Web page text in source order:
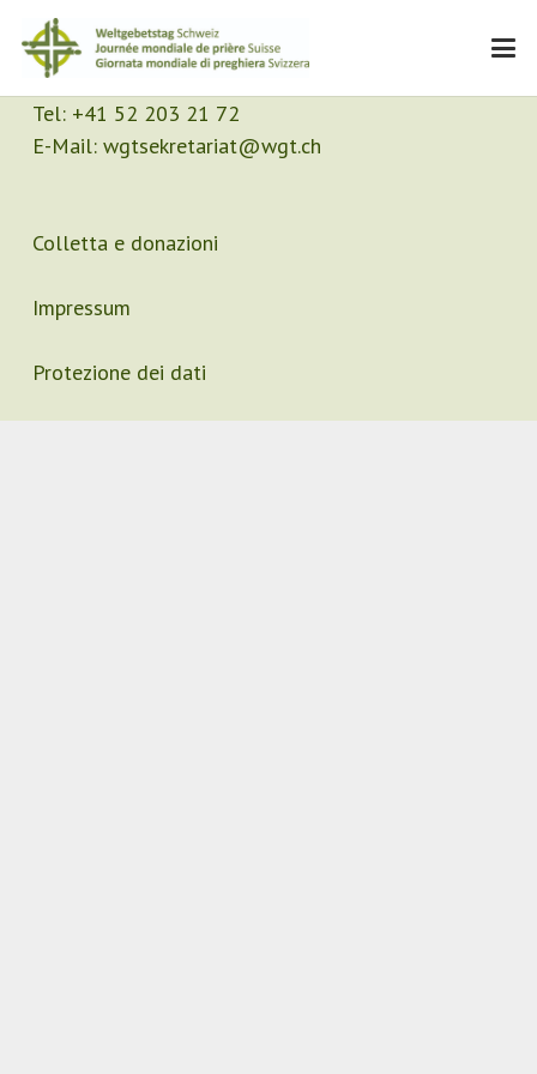
Contatto
Segretariato
Tel: +41 52 203 21 72
E-Mail: wgtsekretariat@wgt.ch
Colletta e donazioni
Impressum
Protezione dei dati